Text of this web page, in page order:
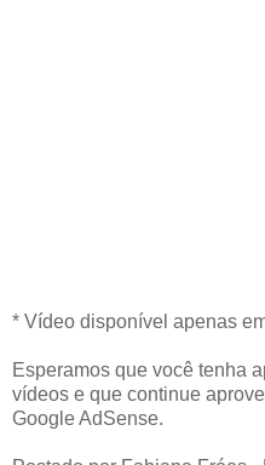
* Vídeo disponível apenas
Esperamos que você tenha
vídeos e que continue
Google AdSense.